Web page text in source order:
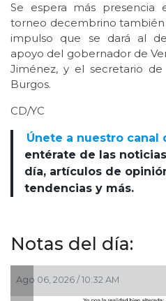
Se espera más
torneo decembrino
impulso que se dará al
apoyo del gobernador de
Jiménez, y el secretario de
Burgos.
CD/YC
Únete a nuestro canal
entérate de las
día, artículos de
tendencias y más.
Notas del día:
Ago 06, 2026 / 10:32 AM